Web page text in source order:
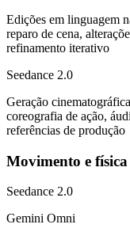
Edições em linguagem
reparo de cena,
refinamento iterativo
Seedance 2.0
Geração
coreografia de ação,
referências de produção
Movimento e física
Seedance 2.0
Gemini Omni